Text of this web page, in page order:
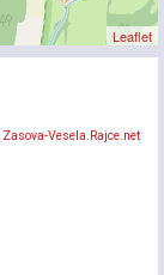
Leaflet
Zasova-Vesela.Rajce.net